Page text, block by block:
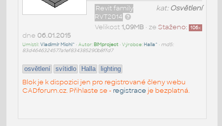
kat: Osvětlení
Revit family
RVT2014
Staženo: 106x
Velikost 1,09MB• ze
dne 06.01.2015
Umístil:Vladimír Michl^ • Autor: BIMproject• Výrobce: Halla^ • md5:
83d4646324577a1ef834385290b8ffd7
osvětlení svítidlo Halla lighting
Blok je k dispozici jen pro registrované členy webu
CADforum.cz. Přihlaste se - registrace je bezplatná.